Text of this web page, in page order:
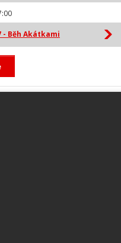
- Běh Akátkami
technologie od společnosti
technologie je používána na
. Publikování a šíření